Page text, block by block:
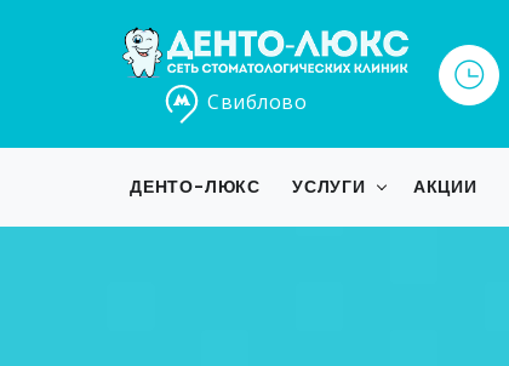
Свиблово
ДЕНТО-ЛЮКС УСЛУГИ АКЦИИ